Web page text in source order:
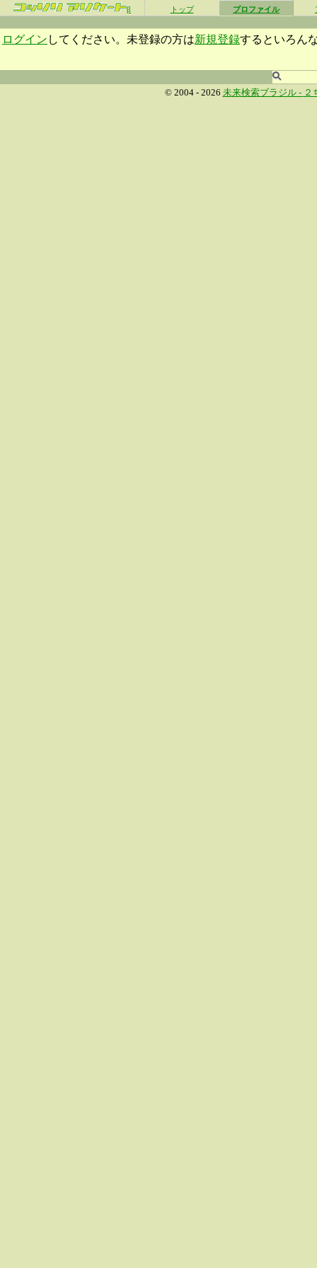
β トップ プロファイル
ログイン してください。未登録の方は新規登録するといろん
© 2004 - 2026 未来検索ブラジル - ２